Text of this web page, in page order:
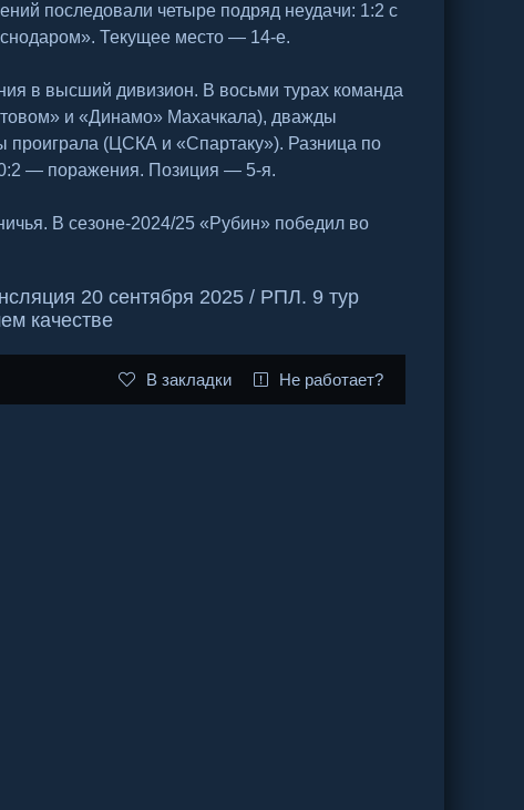
последовали четыре подряд неудачи: 1:2 с
Текущее место — 14-е.
в высший дивизион. В восьми турах команда
и «Динамо» Махачкала), дважды
(ЦСКА и «Спартаку»). Разница по
— поражения. Позиция — 5-я.
В сезоне-2024/25 «Рубин» победил во
20 сентября 2025 / РПЛ. 9 тур
качестве
В закладки Не работает?